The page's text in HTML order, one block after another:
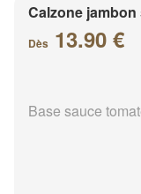
Calzone
Dès 13.90 €
Base sauce